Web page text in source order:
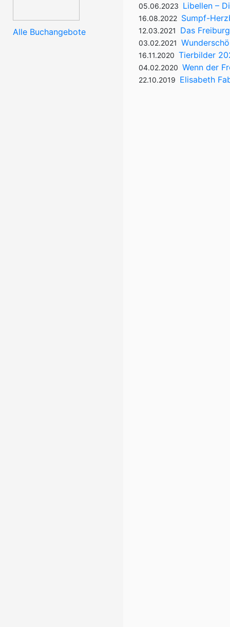
Alle Buchangebote
05.06.2023 Libellen –
16.08.2022 Sumpf-
12.03.2021 Das
03.02.2021
16.11.2020 Tierbilder
04.02.2020 Wenn der
22.10.2019 Elisabeth